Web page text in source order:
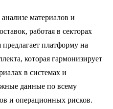
материалов и
работая в секторах
платформу на
которая гармонизирует
в системах и
данные по всему
и операционных рисков.